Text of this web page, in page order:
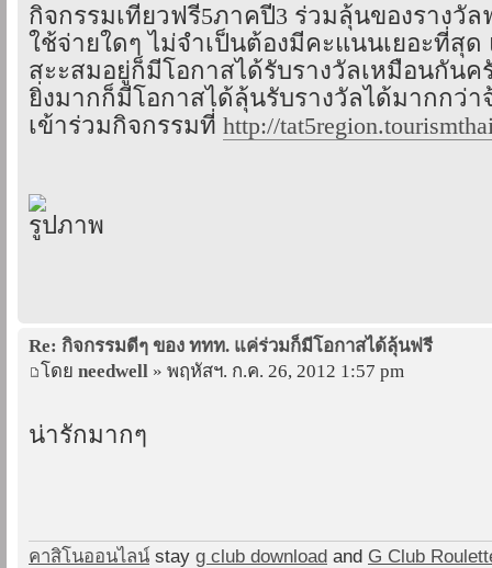
กิจกรรมเที่ยวฟรี5ภาคปี3 ร่วมลุ้นของรางวัล
ใช้จ่ายใดๆ ไม่จำเป็นต้องมีคะแนนเยอะที่สุ
สะะสมอยู่ก็มีโอกาสได้รับรางวัลเหมือนกัน
ยิ่งมากก็มีโอกาสได้ลุ้นรับรางวัลได้มากกว่า
เข้าร่วมกิจกรรมที่ http://
Re: กิจกรรมดีๆ ของ ททท. แค่ร่วมก็มีโอกาสได้ลุ้นฟรี
โดย needwell » พฤหัสฯ. ก.ค. 26, 2012 1:57 pm
น่ารักมากๆ
คาสิโนออนไลน์ stay g club download and G Club